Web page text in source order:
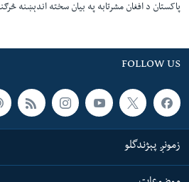
پاکستان د افغان مشرتابه په بيان سخته اندېښنه
FOLLOW US
زمونږ پېژندگلو